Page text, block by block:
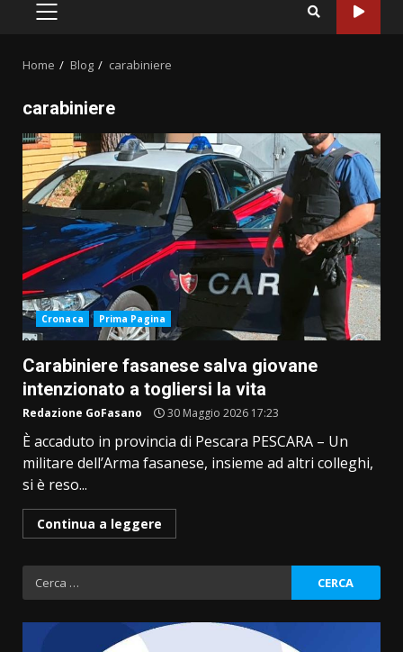
PRIMARY
Home Blog carabiniere
carabiniere
Cronaca Prima Pagina
Carabiniere fasanese salva giovane
intenzionato a togliersi la vita
Redazione GoFasano 30 Maggio 2026 17:23
È accaduto in provincia di Pescara PESCARA – Un
militare dell’Arma fasanese, insieme ad altri colleghi,
si è reso...
Continua a leggere
Ricerca
per: